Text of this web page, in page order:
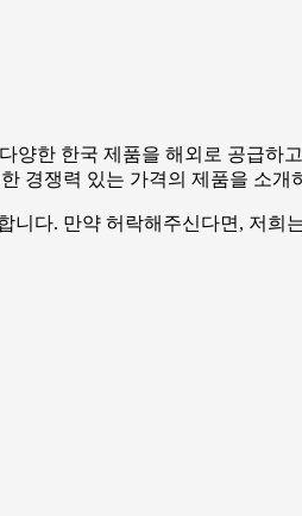
양한 한국 제품을 해외로 공급하
경쟁력 있는 가격의 제품을 소개
니다. 만약 허락해주신다면, 저희